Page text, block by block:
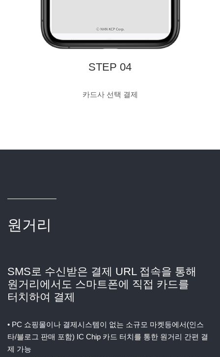
STEP 04
카드사 선택 결제
원거리
SMS로 수신받은 결제 URL 접속을 통해
원거리에서도 스마트폰에 직접 카드를
터치하여 결제
• PC 쇼핑몰이나 결제시스템이 없는 소규모 마켓등에서(인스
타/블로그 판매 포함) IC Chip 카드 터치를 통한 원거리 간편 결
제 가능